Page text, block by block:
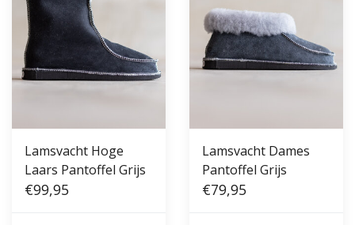
Lamsvacht Hoge
Laars Pantoffel Grijs
€99,95
Lamsvacht Dames
Pantoffel Grijs
€79,95